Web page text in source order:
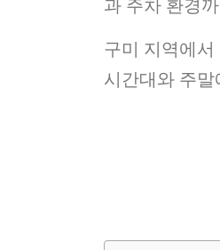
과 주차 환경
구미 지역에
시간대와 주